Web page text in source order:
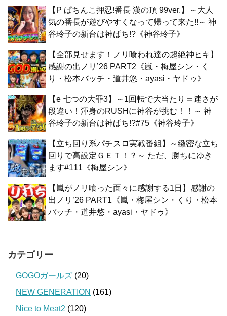
【P ぱちんこ押忍!番長 漢の頂 99ver.】～大人
気の番長が遊びやすくなって帰って来た!!～ 神
谷玲子の新台は神ぱち!?《神谷玲子》
【全部見せます！ノリ喰われ達の超絶神ヒキ】
感謝の出ノリ’26 PART2《嵐・梅屋シン・く
り・松本バッチ・道井悠・ayasi・ヤドゥ》
【e 七つの大罪3】～1回転で大当たり＝速さが
段違い！渾身のRUSHに神谷が挑む！！～ 神
谷玲子の新台は神ぱち!?#75《神谷玲子》
【立ち回り系パチスロ実戦番組】～緻密な立ち
回りで高設定ＧＥＴ！？～ ただ、勝ちにゆき
ます#111《梅屋シン》
【嵐がノリ喰った面々に感謝する1日】感謝の
出ノリ’26 PART1《嵐・梅屋シン・くり・松本
バッチ・道井悠・ayasi・ヤドゥ》
カテゴリー
GOGOガールズ (20)
NEW GENERATION (161)
Nice to Meat2 (120)